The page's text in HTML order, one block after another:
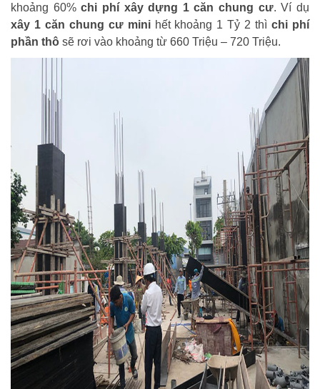
khoảng 60%chi phí xây dựng 1 căn chung cư. Ví dụ
xây 1 căn chung cư minihết khoảng 1 Tỷ 2 thìchi phí
phần thô sẽ rơi vào khoảng từ 660 Triệu – 720 Triệu.